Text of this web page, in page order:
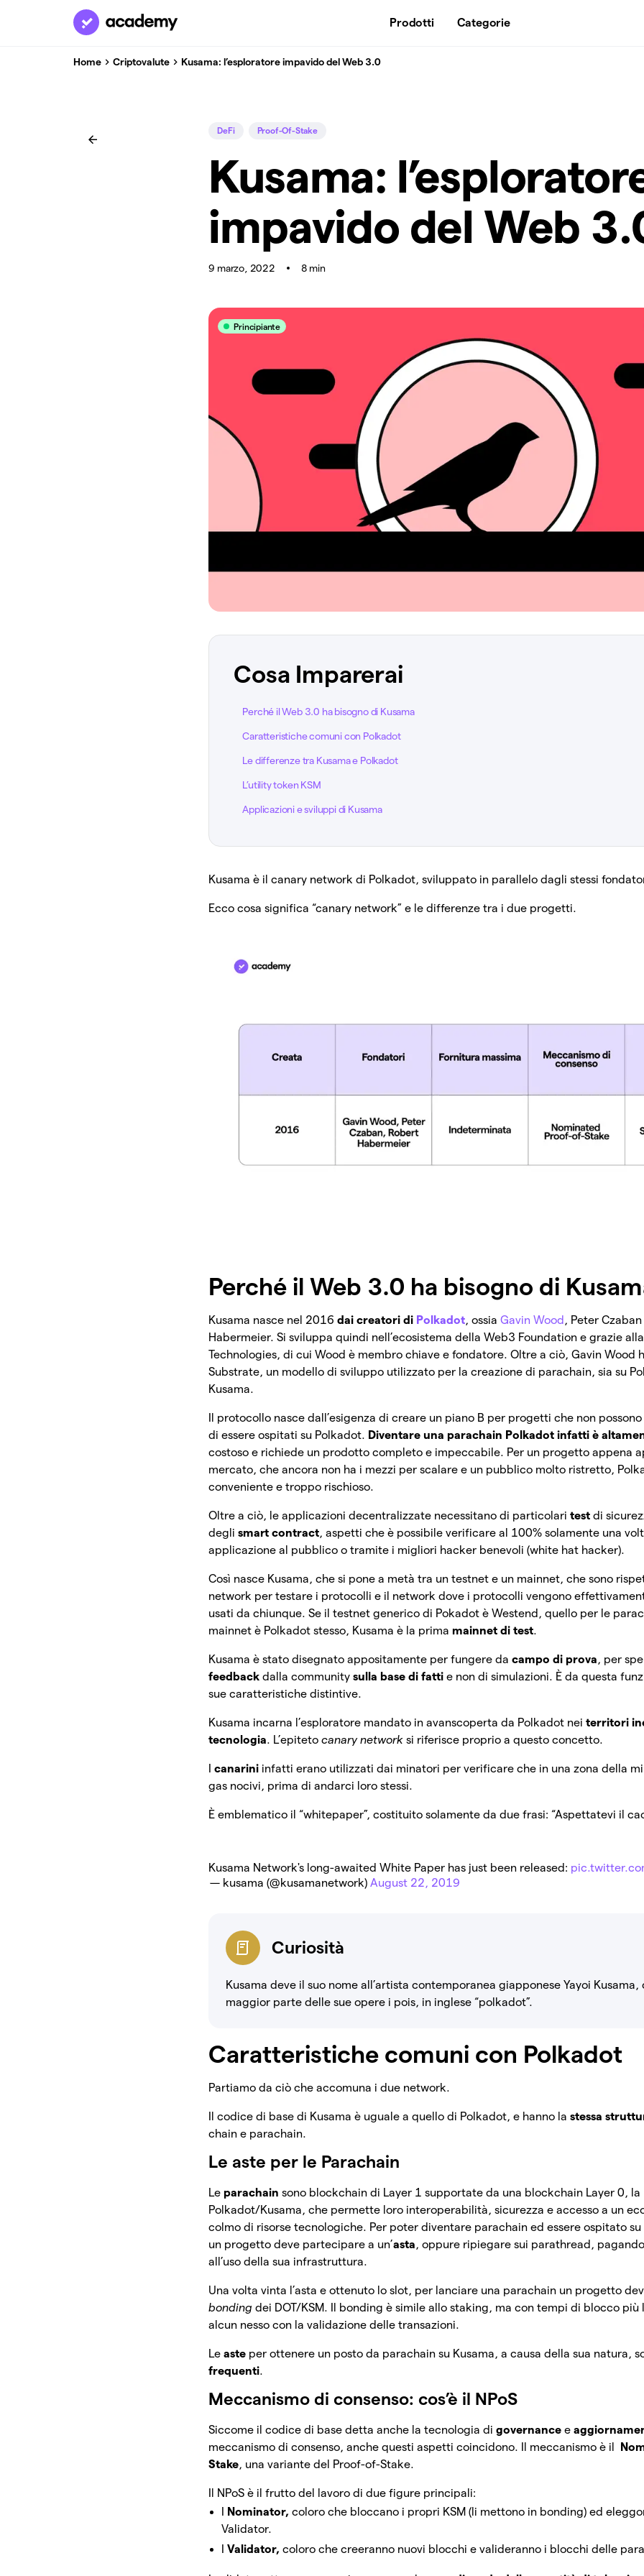
Prodotti Categorie
Home Criptovalute Kusama: l’esploratore impavido del Web 3.0
DeFi Proof-Of-Stake
Kusama:
impavido del Web
9 marzo, 2022 8 min
Principiante
Cosa Imparerai
Perché il Web 3.0 ha bisogno di Kusama
Caratteristiche comuni con Polkadot
Le differenze tra Kusama e Polkadot
L’utility token KSM
Applicazioni e sviluppi di Kusama
Kusama è il canary network di Polkadot, sviluppato in parallelo dagli stessi
Ecco cosa significa “canary network” e le differenze tra i due progetti.
Perché il Web 3.0 ha bisogno di
Kusama nasce nel 2016dai creatori di Polkadot, ossiaGavin Wood , Peter
Habermeier. Si sviluppa quindi nell’ecosistema della Web3 Foundation e grazie
Technologies, di cui Wood è membro chiave e fondatore. Oltre a ciò, Gavin Wood
Substrate, un modello di sviluppo utilizzato per la creazione di parachain, sia su
Kusama.
Il protocollo nasce dall’esigenza di creare un piano B per progetti che non
di essere ospitati su Polkadot. Diventare una parachain Polkadot infatti è
costoso e richiede un prodotto completo e impeccabile. Per un progetto appena
mercato, che ancora non ha i mezzi per scalare e un pubblico molto ristretto,
conveniente e troppo rischioso.
Oltre a ciò, le applicazioni decentralizzate necessitano di particolaritestdi
deglismart contract, aspetti che è possibile verificare al 100% solamente una
applicazione al pubblico o tramite i migliori hacker benevoli (white hat hacker).
Così nasce Kusama, che si pone a metà tra un testnet e un mainnet, che sono
network per testare i protocolli e il network dove i protocolli vengono
usati da chiunque. Se il testnet generico di Pokadot è Westend, quello per le
mainnet è Polkadot stesso, Kusama è la prima mainnet di test.
Kusama è stato disegnato appositamente per fungere dacampo di prova, per
feedback dalla communitysulla base di fatti e non di simulazioni. È da questa
sue caratteristiche distintive.
Kusama incarna l’esploratore mandato in avanscoperta da Polkadot neiterritori
tecnologia. L’epiteto canary network si riferisce proprio a questo concetto.
Icanarini infatti erano utilizzati dai minatori per verificare che in una zona della
gas nocivi, prima di andarci loro stessi.
È emblematico il “whitepaper”, costituito solamente da due frasi: “Aspettatevi il
Kusama Network's long-awaited White Paper has just been released:
— kusama (@kusamanetwork)August 22, 2019
Curiosità
Kusama deve il suo nome all’artista contemporanea giapponese Yayoi
maggior parte delle sue opere i pois, in inglese “polkadot”.
Caratteristiche comuni con Polkadot
Partiamo da ciò che accomuna i due network.
Il codice di base di Kusama è uguale a quello di Polkadot, e hanno lastessa
chain e parachain.
Le aste per le Parachain
Le parachainsono blockchain di Layer 1 supportate da una blockchain Layer 0,
Polkadot/Kusama, che permette loro interoperabilità, sicurezza e accesso a un
colmo di risorse tecnologiche. Per poter diventare parachain ed essere ospitato
un progetto deve partecipare a un’asta, oppure ripiegare sui parathread, pagando
all’uso della sua infrastruttura.
Una volta vinta l’asta e ottenuto lo slot, per lanciare una parachain un progetto
bondingdei DOT/KSM. Il bonding è simile allo staking, ma con tempi di blocco più
alcun nesso con la validazione delle transazioni.
Leaste per ottenere un posto da parachain su Kusama, a causa della sua natura,
frequenti.
Meccanismo di consenso: cos’è il NPoS
Siccome il codice di base detta anche la tecnologia digovernancee
meccanismo di consenso, anche questi aspetti coincidono. Il meccanismo è il
Stake, una variante del Proof-of-Stake.
Il NPoS è il frutto del lavoro di due figure principali:
Nominator,coloro che bloccano i propri KSM (li mettono in bonding) ed
Validator.
IValidator,coloro che creeranno nuovi blocchi e valideranno i blocchi delle